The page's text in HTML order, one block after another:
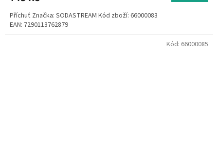
Příchuť Značka: SODASTREAM Kód zboží: 66000083
EAN: 7290113762879
Kód: 66000085